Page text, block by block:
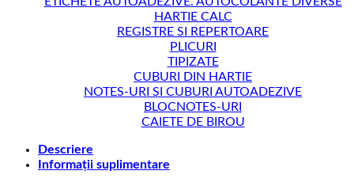
HARTIE CALC
REGISTRE SI REPERTOARE
PLICURI
TIPIZATE
CUBURI DIN HARTIE
NOTES-URI SI CUBURI AUTOADEZIVE
BLOCNOTES-URI
CAIETE DE BIROU
Descriere
Informații suplimentare